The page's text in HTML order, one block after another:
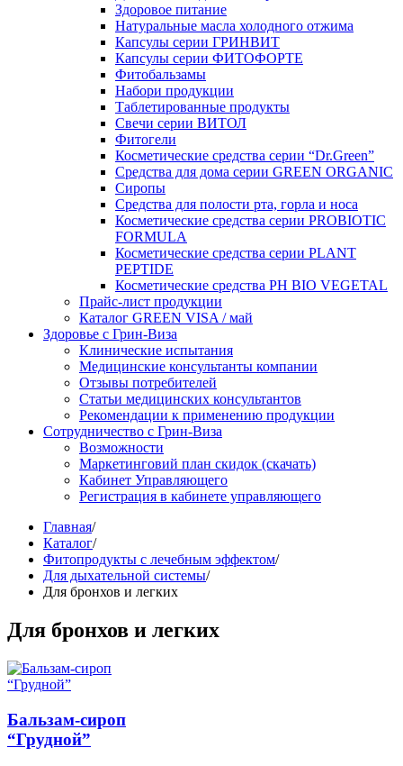
Здоровое питание
Натуральные масла холодного отжима
Капсулы серии ГРИНВИТ
Капсулы серии ФИТОФОРТЕ
Фитобальзамы
Набори продукции
Таблетированные продукты
Свечи серии ВИТОЛ
Фитогели
Косметические средства серии “Dr.Green”
Средства для дома серии GREEN ORGANIC
Сиропы
Средства для полости рта, горла и носа
Косметические средства серии PROBIOTIC
FORMULA
Косметические средства серии PLANT
PEPTIDE
Косметические средства PH BIO VEGETAL
Прайс-лист продукции
Каталог GREEN VISA / май
Здоровье с Грин-Виза
Клинические испытания
Медицинские консультанты компании
Отзывы потребителей
Статьи медицинских консультантов
Рекомендации к применению продукции
Сотрудничество с Грин-Виза
Возможности
Маркетинговий план скидок (скачать)
Кабинет Управляющего
Регистрация в кабинете управляющего
Главная/
Каталог/
Фитопродукты с лечебным эффектом/
Для дыхательной системы/
Для бронхов и легких
Для бронхов и легких
Бальзам-сироп
“Грудной”